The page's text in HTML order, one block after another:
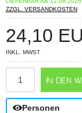
ZZGL. VERSANDKOSTEN
24,10
INKL. MWST
Personen